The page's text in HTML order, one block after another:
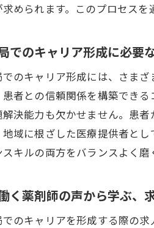
求められます。このプロセス
でのキャリア形成に必要
のキャリア形成には、さま
患者との信頼関係を構築でき
解決能力も欠かせません。患
地域に根ざした医療提供者と
キルの両方をバランスよく磨
く薬剤師の声から学ぶ、
のキャリアを形成する際の